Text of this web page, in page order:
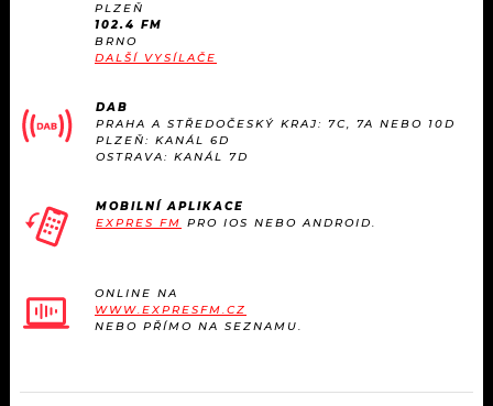
KULTURA
OSTATNÍ
JAK NALADIT
PLZEŇ
102.4 FM
BRNO
DALŠÍ VYSÍLAČE
DAB
PRAHA A STŘEDOČESKÝ KRAJ: 7C, 7A NEBO 10D
PLZEŇ: KANÁL 6D
OSTRAVA: KANÁL 7D
MOBILNÍ APLIKACE
EXPRES FM PRO IOS NEBO ANDROID.
ONLINE NA
WWW.EXPRESFM.CZ
NEBO PŘÍMO NA SEZNAMU.